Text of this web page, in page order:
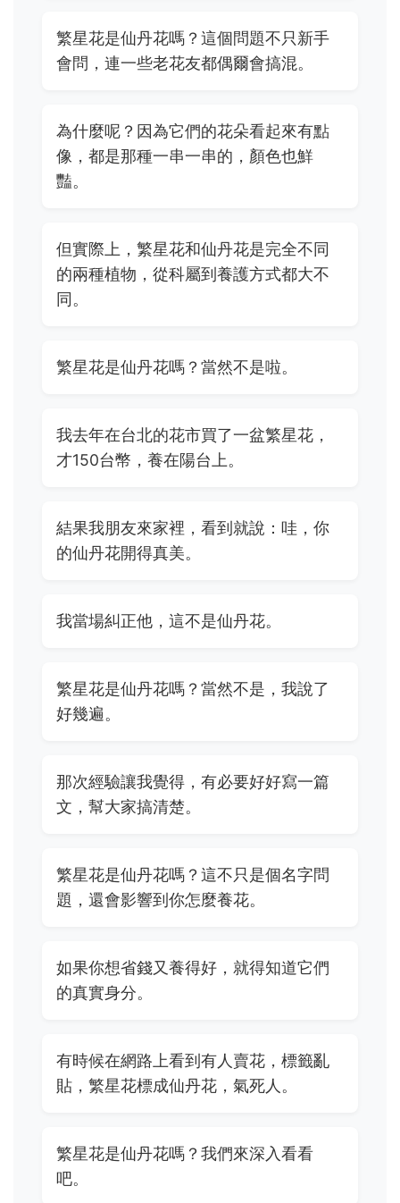
繁星花是仙丹花嗎？這個問題不只新手
會問，連一些老花友都偶爾會搞混。
為什麼呢？因為它們的花朵看起來有點
像，都是那種一串一串的，顏色也鮮
豔。
但實際上，繁星花和仙丹花是完全不同
的兩種植物，從科屬到養護方式都大不
同。
繁星花是仙丹花嗎？當然不是啦。
我去年在台北的花市買了一盆繁星花，
才150台幣，養在陽台上。
結果我朋友來家裡，看到就說：哇，你
的仙丹花開得真美。
我當場糾正他，這不是仙丹花。
繁星花是仙丹花嗎？當然不是，我說了
好幾遍。
那次經驗讓我覺得，有必要好好寫一篇
文，幫大家搞清楚。
繁星花是仙丹花嗎？這不只是個名字問
題，還會影響到你怎麼養花。
如果你想省錢又養得好，就得知道它們
的真實身分。
有時候在網路上看到有人賣花，標籤亂
貼，繁星花標成仙丹花，氣死人。
繁星花是仙丹花嗎？我們來深入看看
吧。